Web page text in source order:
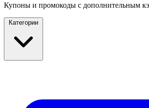
Купоны и промокоды с дополнительным
Категории